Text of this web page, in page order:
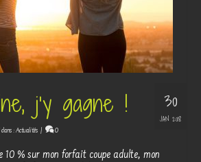
30
JAN 2018
j’y gagne !
dans :Actualités | 0
10 % sur mon forfait coupe adulte, mon